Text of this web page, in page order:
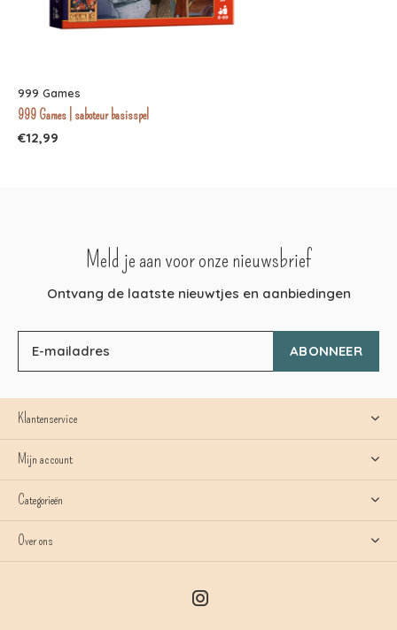
999 Games
999 Games | saboteur basisspel
€12,99
Meld je aan voor onze nieuwsbrief
Ontvang de laatste nieuwtjes en aanbiedingen
ABONNEER
Klantenservice
Mijn account
Categorieën
Over ons